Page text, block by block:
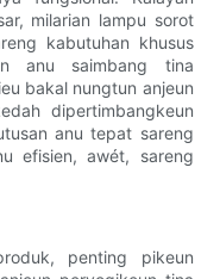
milarian lampu sorot
kabutuhan khusus
anu saimbang tina
bakal nungtun anjeun
dipertimbangkeun
anu tepat sareng
efisien, awét, sareng
penting pikeun